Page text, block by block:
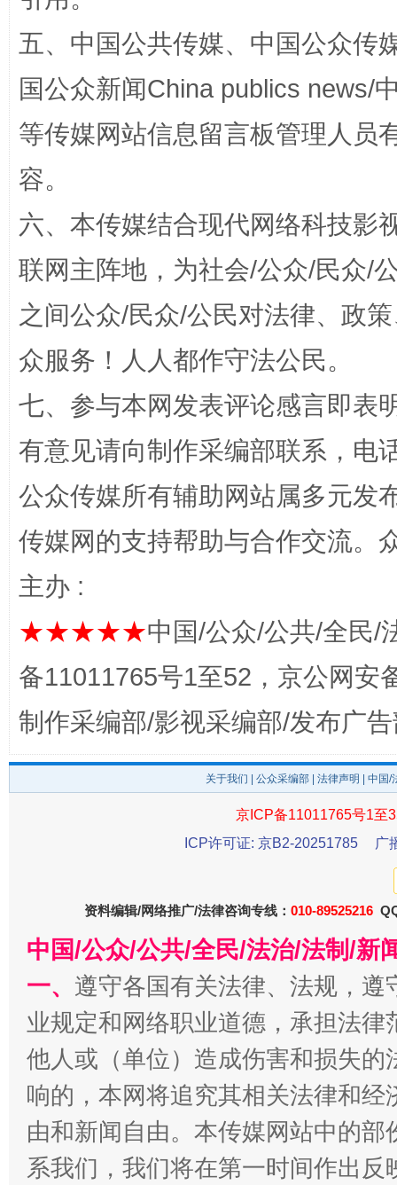
扯下公款旅游的“隐身衣” 如何以
“蜀中异人”王建安的艺术幻境
完善运行机制助力责任有效落实 一纸欠
东山县通报“牛蛙产品抗生素超标问题” 法
千年窑火 生生不息 一
五、中国公共传媒、中国公众传
国公众新闻China publics news/
等传媒网站信息留言板管理人员
容。
六、本传媒结合现代网络科技影
联网主阵地，为社会/公众/民众/
之间公众/民众/公民对法律、政
众服务！人人都作守法公民。
七、参与本网发表评论感言即表
有意见请向制作采编部联系，电
公众传媒所有辅助网站属多元发
传媒网的支持帮助与合作交流。
主办 :
★★★★★中国/公众/公共/全民/
备11011765号1至52，京公网安
制作采编部/影视采编部/发布广
关于我们 公众采编部 法律声明 | 中国
京ICP备11011765号1至
ICP许可证: 京B2-20251785
广
资料编辑/网络推广/法律咨询专线： 010-89525216
中国/公众/公共/全民/法治/法制/新
一、 遵守各国有关法律、法规，
业规定和网络职业道德，承担法
他人或（单位）造成伤害和损失
响的，本网将追究其相关法律和
由和新闻自由。本传媒网站中的
系我们，我们将在第一时间作出